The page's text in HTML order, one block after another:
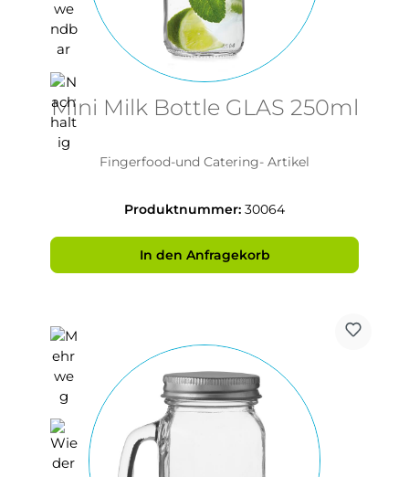
Mini Milk Bottle GLAS 250ml
Fingerfood-und Catering- Artikel
Produktnummer: 30064
In den Anfragekorb